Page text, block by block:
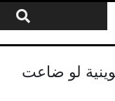
لو ضاعت